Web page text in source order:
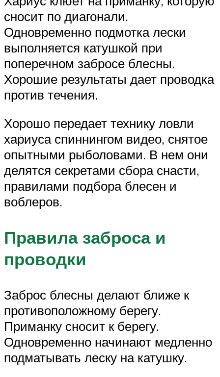
сносит по диагонали.
Одновременно подмотка лески
выполняется катушкой при
поперечном забросе блесны.
Хорошие результаты дает проводка
против течения.
Хорошо передает технику ловли
хариуса спиннингом видео, снятое
опытными рыболовами. В нем они
делятся секретами сбора снасти,
правилами подбора блесен и
воблеров.
Правила заброса и
проводки
Заброс блесны делают ближе к
противоположному берегу.
Приманку сносит к берегу.
Одновременно начинают медленно
подматывать леску на катушку.